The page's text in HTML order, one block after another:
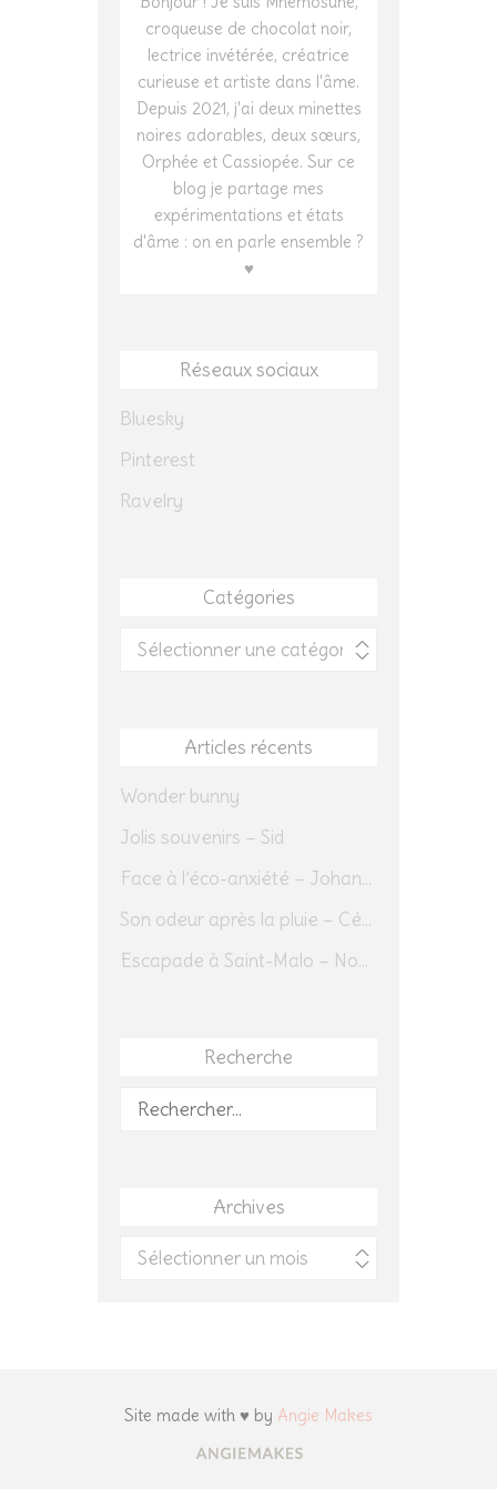
croqueuse de chocolat noir,
lectrice invétérée, créatrice
curieuse et artiste dans l'âme.
Depuis 2021, j'ai deux minettes
noires adorables, deux sœurs,
Orphée et Cassiopée. Sur ce
blog je partage mes
expérimentations et états
d'âme : on en parle ensemble ?
♥
Réseaux sociaux
Bluesky
Pinterest
Ravelry
Catégories
Catégories
Articles récents
Wonder bunny
Jolis souvenirs – Sid
Face à l’éco-anxiété – Johannes Herrmann
Son odeur après la pluie – Cédric Sapin-Defour
Escapade à Saint-Malo – Novembre 2025 – Jour 1
Recherche
Rechercher :
Archives
Archives
Site made with ♥ by Angie Makes